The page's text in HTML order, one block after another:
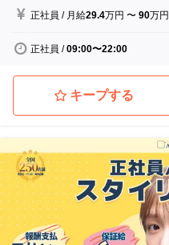
正社員 / 月給29.4万円 〜90万円
正社員 /09:00〜22:00
キープする